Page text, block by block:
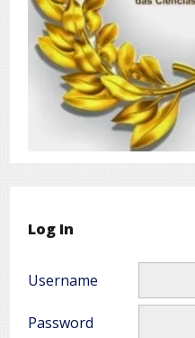
Log In
Username
Password